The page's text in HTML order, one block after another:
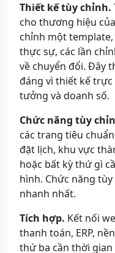
Thiết kế tùy chỉnh.
cho thương hiệu
chỉnh một
thực sự, các lần
về chuyển đổi. Đây
đáng vì thiết kế
tưởng và doanh số.
Chức năng tùy
các trang tiêu
đặt lịch, khu vực
hoặc bất kỳ thứ gì
hình. Chức năng
nhanh nhất.
Tích hợp. Kết nối
thanh toán, ERP,
thứ ba cần thời